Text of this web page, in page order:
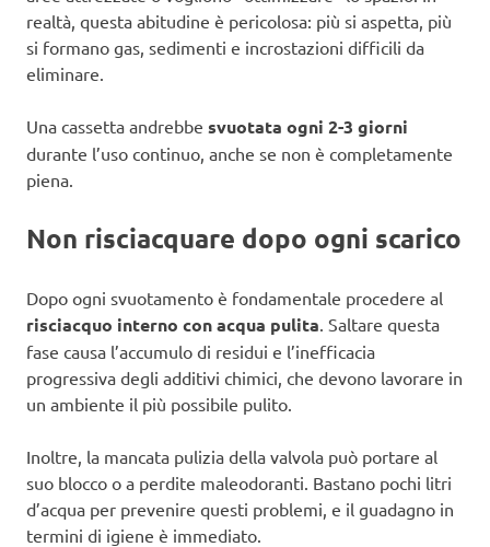
realtà, questa abitudine è pericolosa: più si aspetta, più
si formano gas, sedimenti e incrostazioni difficili da
eliminare.
Una cassetta andrebbe svuotata ogni 2-3 giorni
durante l’uso continuo, anche se non è completamente
piena.
Non risciacquare dopo ogni scarico
Dopo ogni svuotamento è fondamentale procedere al
risciacquo interno con acqua pulita . Saltare questa
fase causa l’accumulo di residui e l’inefficacia
progressiva degli additivi chimici, che devono lavorare in
un ambiente il più possibile pulito.
Inoltre, la mancata pulizia della valvola può portare al
suo blocco o a perdite maleodoranti. Bastano pochi litri
d’acqua per prevenire questi problemi, e il guadagno in
termini di igiene è immediato.